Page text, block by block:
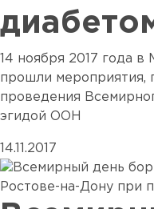
14 ноября 2017 года
прошли мероприятия,
проведения
эгидой ООН
14.11.2017